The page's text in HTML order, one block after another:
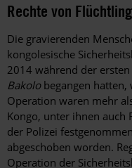
Rechte von
Die gravierenden
kongolesische
2014 während der
Bakolobegangen hatten,
Operation waren mehr
Kongo, unter ihnen auch
der Polizei
abgeschoben worden.
Operation der